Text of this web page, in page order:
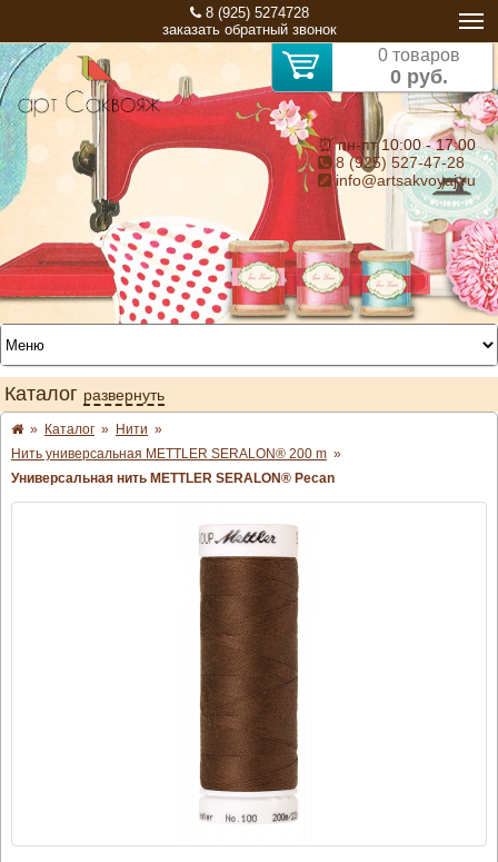
8 (925) 5274728
заказать обратный звонок
0 товаров
0 руб.
⏰ пн-пт 10:00 - 17:00
8 (925) 527-47-28
info@artsakvoyaj.ru
Каталог развернуть
» Каталог » Нити »
Нить универсальная METTLER SERALON® 200 m »
Универсальная нить METTLER SERALON® Pecan